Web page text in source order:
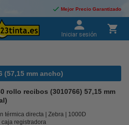
Mejor Precio Garantizado
Iniciar sesión
(57,15 mm ancho)
rollo recibos (3010766) 57,15 mm
térmica directa Zebra
1000D
caja registradora